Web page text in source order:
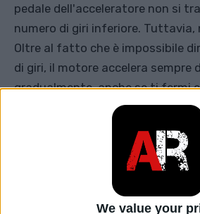
We value your
pedale dell'acceleratore non si
numero di giri inferiore. Tuttavia,
Oltre al fatto che è impossibile
di giri, il motore accelera sempre
gradualmente, anche se ti fermi
La prima cosa che probabilmente
ogni guidatore è togliere la
verifica una spiacevole sorpresa: